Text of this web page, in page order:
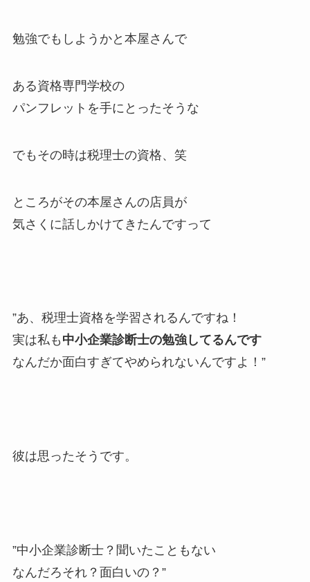
勉強でもしようかと本屋さんで
ある資格専門学校の
パンフレットを手にとったそうな
でもその時は税理士の資格、笑
ところがその本屋さんの店員が
気さくに話しかけてきたんですって
”あ、税理士資格を学習されるんですね！
実は私も 中小企業診断士の勉強してるんです
なんだか面白すぎてやめられないんですよ！”
彼は思ったそうです。
”中小企業診断士？聞いたこともない
なんだろそれ？面白いの？”